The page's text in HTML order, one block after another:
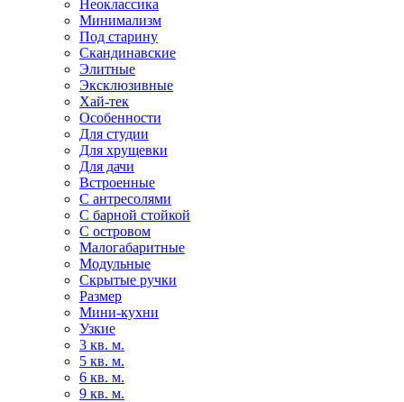
Неоклассика
Минимализм
Под старину
Скандинавские
Элитные
Эксклюзивные
Хай-тек
Особенности
Для студии
Для хрущевки
Для дачи
Встроенные
С антресолями
С барной стойкой
С островом
Малогабаритные
Модульные
Скрытые ручки
Размер
Мини-кухни
Узкие
3 кв. м.
5 кв. м.
6 кв. м.
9 кв. м.